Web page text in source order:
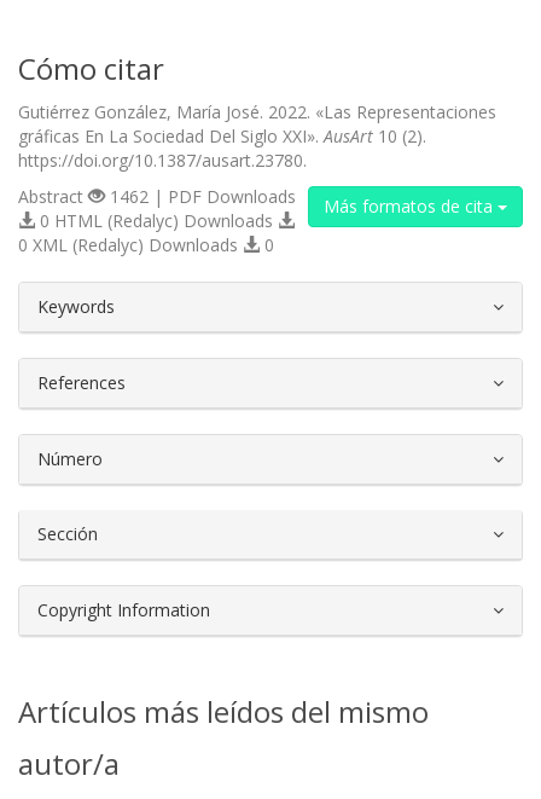
Cómo citar
Gutiérrez González, María José. 2022. «Las Representaciones
gráficas En La Sociedad Del Siglo XXI».AusArt 10 (2).
https://doi.org/10.1387/ausart.23780.
Más formatos de cita
Abstract
1462 | PDF Downloads
0 HTML (Redalyc) Downloads
0 XML (Redalyc) Downloads
0
Keywords
References
Número
Sección
Copyright Information
Artículos más leídos del mismo
autor/a